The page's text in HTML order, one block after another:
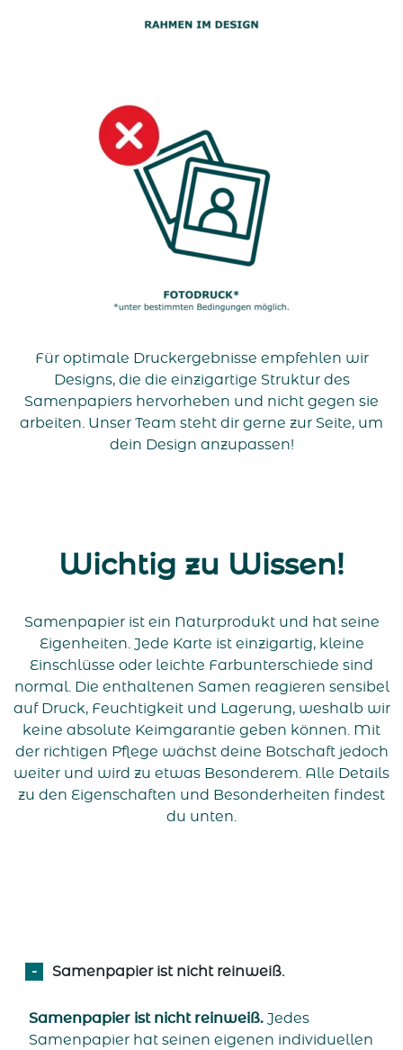
Für optimale Druckergebnisse empfehlen wir
Designs, die die einzigartige Struktur des
Samenpapiers hervorheben und nicht gegen sie
arbeiten. Unser Team steht dir gerne zur Seite, um
dein Design anzupassen!
Wichtig zu Wissen!
Samenpapier ist ein Naturprodukt und hat seine
Eigenheiten. Jede Karte ist einzigartig, kleine
Einschlüsse oder leichte Farbunterschiede sind
normal. Die enthaltenen Samen reagieren sensibel
auf Druck, Feuchtigkeit und Lagerung, weshalb wir
keine absolute Keimgarantie geben können. Mit
der richtigen Pflege wächst deine Botschaft jedoch
weiter und wird zu etwas Besonderem. Alle Details
zu den Eigenschaften und Besonderheiten findest
du unten.
Samenpapier ist nicht reinweiß.
Samenpapier ist nicht reinweiß. Jedes
Samenpapier hat seinen eigenen individuellen